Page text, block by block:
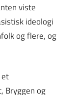
viste
ideologi
og flere, og
Bryggen og